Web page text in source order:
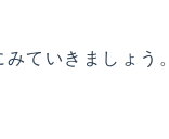
ていきましょう。